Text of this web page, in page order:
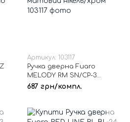
Артикул: 103117
Ручка дверна Fuaro
MELODY RM SN/CP-3
матовий нікель/хром
687 грн/компл.